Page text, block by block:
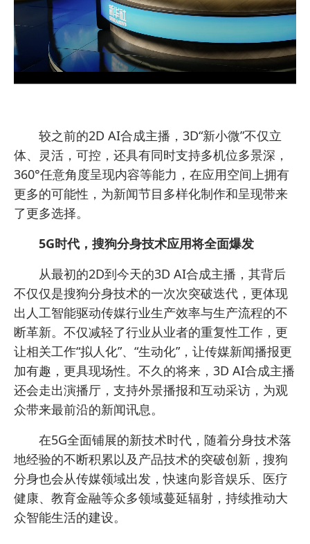
较之前的2D AI合成主播，3D“新小微”不仅立
体、灵活，可控，还具有同时支持多机位多景深，
360°任意角度呈现内容等能力，在应用空间上拥有
更多的可能性，为新闻节目多样化制作和呈现带来
了更多选择。
5G时代，搜狗分身技术应用将全面爆发
从最初的2D到今天的3D AI合成主播，其背后
不仅仅是搜狗分身技术的一次次突破迭代，更体现
出人工智能驱动传媒行业生产效率与生产流程的不
断革新。不仅减轻了行业从业者的重复性工作，更
让相关工作“拟人化”、“生动化”，让传媒新闻播报更
加有趣，更具现场性。不久的将来，3D AI合成主播
还会走出演播厅，支持外景播报和互动采访，为观
众带来最前沿的新闻讯息。
在5G全面铺展的新技术时代，随着分身技术落
地经验的不断积累以及产品技术的突破创新，搜狗
分身也会从传媒领域出发，快速向影音娱乐、医疗
健康、教育金融等众多领域蔓延辐射，持续推动大
众智能生活的建设。